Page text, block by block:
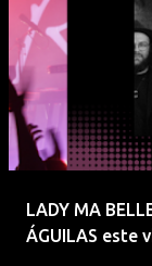
t
a
d
LADY MA
ÁGUILAS este